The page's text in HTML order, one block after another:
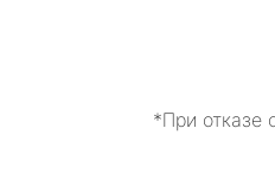
*При отказе